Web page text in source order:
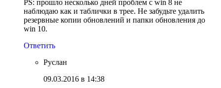
PS: прошло несколько дней проблем с win 8 не
наблюдаю как и таблички в трее. Не забудьте удалить
резервные копии обновлений и папки обновления до
win 10.
Ответить
Руслан
09.03.2016 в 14:38